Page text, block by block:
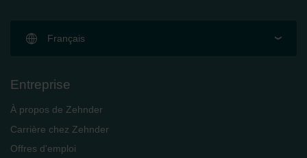
Français
Entreprise
À propos de Zehnder
Carrière chez Zehnder
Offres d'emploi